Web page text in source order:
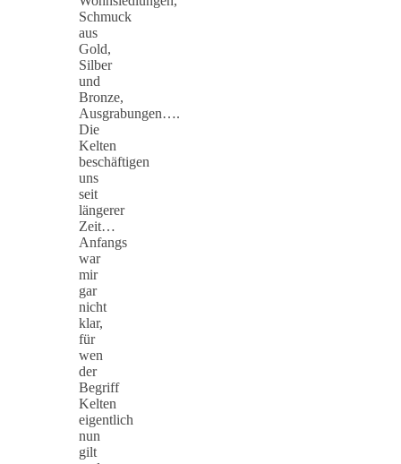
Schmuck
aus
Gold,
Silber
und
Bronze,
Ausgrabungen….
Die
Kelten
beschäftigen
uns
seit
längerer
Zeit…
Anfangs
war
mir
gar
nicht
klar,
für
wen
der
Begriff
Kelten
eigentlich
nun
gilt